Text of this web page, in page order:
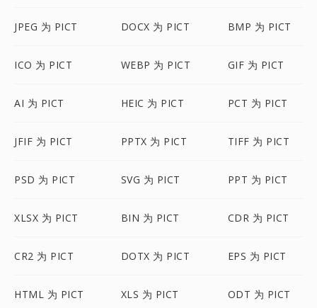
JPEG 为 PICT DOCX 为 PICT BMP 为 PICT
ICO 为 PICT WEBP 为 PICT GIF 为 PICT
AI 为 PICT HEIC 为 PICT PCT 为 PICT
JFIF 为 PICT PPTX 为 PICT TIFF 为 PICT
PSD 为 PICT SVG 为 PICT PPT 为 PICT
XLSX 为 PICT BIN 为 PICT CDR 为 PICT
CR2 为 PICT DOTX 为 PICT EPS 为 PICT
HTML 为 PICT XLS 为 PICT ODT 为 PICT